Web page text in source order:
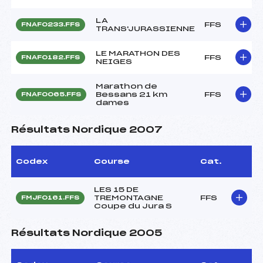
FNAF0233.FFS
LA
TRANS'JURASSIENNE
FFS
FNAF0182.FFS
LE MARATHON DES
NEIGES
FFS
FNAF0065.FFS
Marathon de
Bessans 21 km
dames
FFS
Résultats Nordique 2007
Codex Course Cat.
FMJF0161.FFS
LES 15 DE
TREMONTAGNE
Coupe du Jura S
FFS
Résultats Nordique 2005